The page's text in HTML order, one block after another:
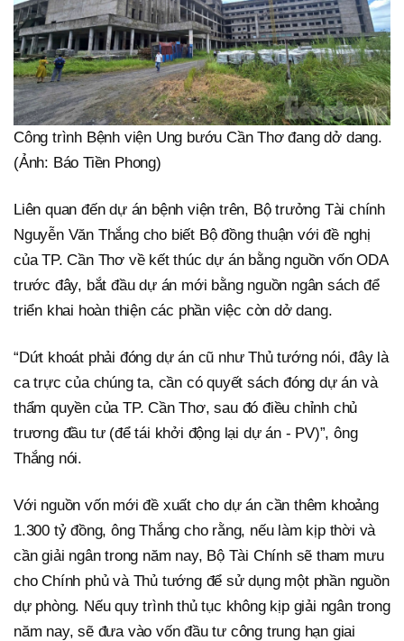
Công trình Bệnh viện Ung bướu Cần Thơ đang dở dang.
(Ảnh: Báo Tiền Phong)
Liên quan đến dự án bệnh viện trên, Bộ trưởng Tài chính
Nguyễn Văn Thắng cho biết Bộ đồng thuận với đề nghị
của TP. Cần Thơ về kết thúc dự án bằng nguồn vốn ODA
trước đây, bắt đầu dự án mới bằng nguồn ngân sách để
triển khai hoàn thiện các phần việc còn dở dang.
“Dứt khoát phải đóng dự án cũ như Thủ tướng nói, đây là
ca trực của chúng ta, cần có quyết sách đóng dự án và
thẩm quyền của TP. Cần Thơ, sau đó điều chỉnh chủ
trương đầu tư (để tái khởi động lại dự án - PV)”, ông
Thắng nói.
Với nguồn vốn mới đề xuất cho dự án cần thêm khoảng
1.300 tỷ đồng, ông Thắng cho rằng, nếu làm kịp thời và
cần giải ngân trong năm nay, Bộ Tài Chính sẽ tham mưu
cho Chính phủ và Thủ tướng để sử dụng một phần nguồn
dự phòng. Nếu quy trình thủ tục không kịp giải ngân trong
năm nay, sẽ đưa vào vốn đầu tư công trung hạn giai